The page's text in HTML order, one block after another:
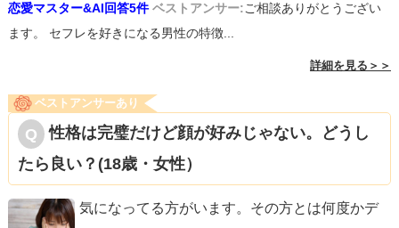
恋愛マスター&AI回答5件 ベストアンサー:ご相談ありがとうござい
ます。 セフレを好きになる男性の特徴...
詳細を見る＞＞
ベストアンサーあり
性格は完璧だけど顔が好みじゃない。どうし
たら良い？(18歳・女性）
気になってる方がいます。その方とは何度かデ